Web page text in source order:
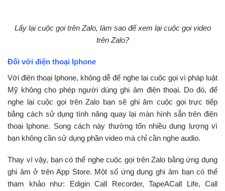
Lấy lại cuộc gọi trên Zalo, làm sao để xem lại cuộc gọi video
trên Zalo?
Đối với điện thoại Iphone
Với điện thoại Iphone, không dễ để nghe lại cuộc gọi vì pháp luật
Mỹ không cho phép người dùng ghi âm điện thoại. Do đó, để
nghe lại cuộc gọi trên Zalo bạn sẽ ghi âm cuộc gọi trực tiếp
bằng cách sử dụng tính năng quay lại màn hình sẵn trên điện
thoại Iphone. Song cách này thường tốn nhiều dung lượng vì
bạn không cần sử dụng phần video mà chỉ cần nghe audio.
Thay vì vậy, bạn có thể nghe cuộc gọi trên Zalo bằng ứng dụng
ghi âm ở trên App Store. Một số ứng dụng ghi âm bạn có thể
tham khảo như: Edigin Call Recorder, TapeACall Life, Call